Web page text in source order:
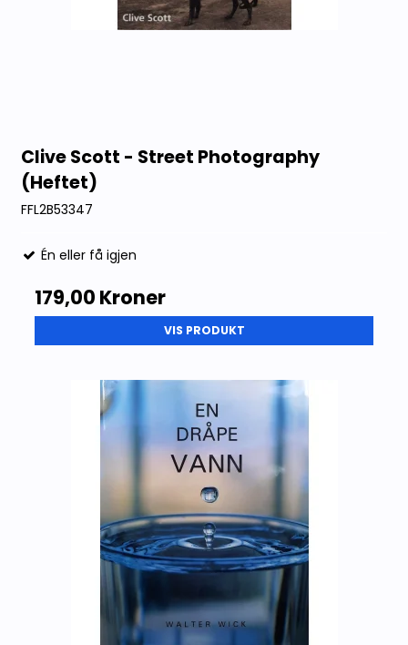
Clive Scott - Street Photography
(Heftet)
FFL2B53347
Én eller få igjen
179,00 Kroner
VIS PRODUKT